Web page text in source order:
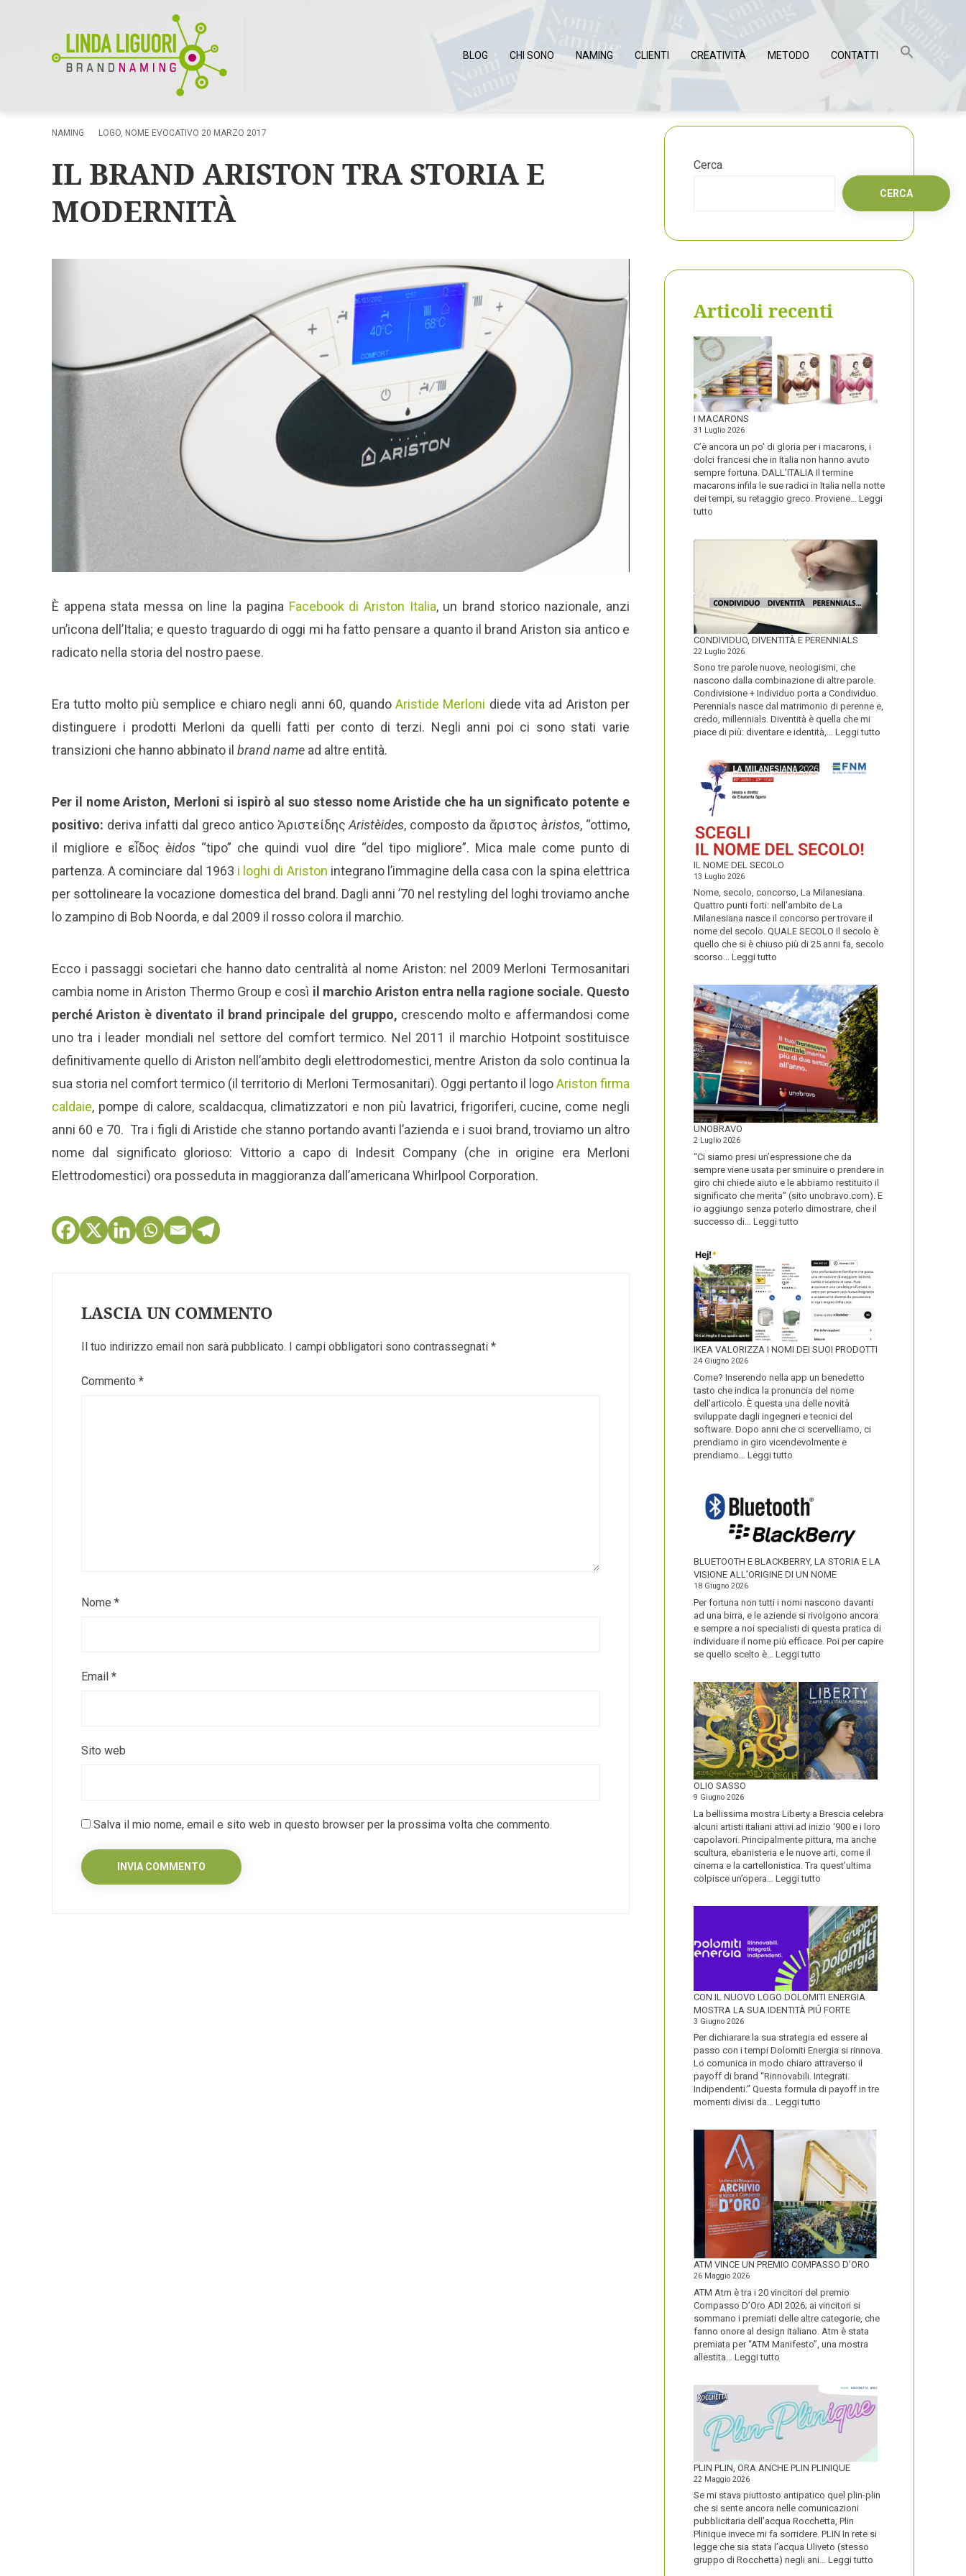
BLOG CHI SONO NAMING CLIENTI CREATIVITÀ METODO CONTATTI
NAMING LOGO, NOME EVOCATIVO 20 MARZO 2017
IL BRAND ARISTON TRA STORIA E
MODERNITÀ
È appena stata messa on line la pagina Facebook di Ariston Italia, un brand storico nazionale, anzi
un’icona dell’Italia; e questo traguardo di oggi mi ha fatto pensare a quanto il brand Ariston sia antico e
radicato nella storia del nostro paese.
Era tutto molto più semplice e chiaro negli anni 60, quando Aristide Merloni diede vita ad Ariston per
distinguere i prodotti Merloni da quelli fatti per conto di terzi. Negli anni poi ci sono stati varie
transizioni che hanno abbinato il brand name ad altre entità.
Per il nome Ariston, Merloni si ispirò al suo stesso nome Aristide che ha un significato potente e
positivo: deriva infatti dal greco antico ἈριστείδηςAristèides, composto da ἄριστοςàristos, “ottimo,
il migliore e εἶδος èidos “tipo” che quindi vuol dire “del tipo migliore”. Mica male come punto di
partenza.A cominciare dal 1963 i loghi di Ariston integrano l’immagine della casa con la spina elettrica
per sottolineare la vocazione domestica del brand. Dagli anni ’70 nel restyling del loghi troviamo anche
lo zampino di Bob Noorda, e dal 2009 il rosso colora il marchio.
Ecco i passaggi societari che hanno dato centralità al nome Ariston: nel 2009 Merloni Termosanitari
cambia nome in Ariston Thermo Group e così il marchio Ariston entra nella ragione sociale. Questo
perché Ariston è diventato il brand principale del gruppo, crescendo molto e affermandosi come
uno tra i leader mondiali nel settore del comfort termico. Nel 2011 il marchio Hotpoint sostituisce
definitivamente quello di Ariston nell’ambito degli elettrodomestici, mentre Ariston da solo continua la
sua storia nel comfort termico (il territorio di Merloni Termosanitari). Oggi pertanto il logoAriston firma
caldaie, pompe di calore, scaldacqua, climatizzatori e non più lavatrici, frigoriferi, cucine, come negli
anni 60 e 70. Tra i figli di Aristide che stanno portando avanti l’azienda e i suoi brand, troviamo un altro
nome dal significato glorioso: Vittorio a capo di Indesit Company (che in origine era Merloni
Elettrodomestici) ora posseduta in maggioranza dall’americana Whirlpool Corporation.
LASCIA UN COMMENTO
Il tuo indirizzo email non sarà pubblicato. I campi obbligatori sono contrassegnati *
Commento *
Nome *
Email *
Sito web
Salva il mio nome, email e sito web in questo browser per la prossima volta che commento.
Cerca
CERCA
Articoli recenti
I MACARONS
31 Luglio 2026
C’è ancora un po’ di gloria per i macarons, i
dolci francesi che in Italia non hanno avuto
sempre fortuna. DALL’ITALIA Il termine
macarons infila le sue radici in Italia nella notte
dei tempi, su retaggio greco. Proviene… Leggi
tutto
CONDIVIDUO, DIVENTITÀ E PERENNIALS
22 Luglio 2026
Sono tre parole nuove, neologismi, che
nascono dalla combinazione di altre parole.
Condivisione + Individuo porta a Condividuo.
Perennials nasce dal matrimonio di perenne e,
credo, millennials. Diventità è quella che mi
piace di più: diventare e identità,… Leggi tutto
IL NOME DEL SECOLO
13 Luglio 2026
Nome, secolo, concorso, La Milanesiana.
Quattro punti forti: nell’ambito de La
Milanesiana nasce il concorso per trovare il
nome del secolo. QUALE SECOLO Il secolo è
quello che si è chiuso più di 25 anni fa, secolo
scorso… Leggi tutto
NOME
DEL
SECOLO
UNOBRAVO
2 Luglio 2026
“Ci siamo presi un’espressione che da
sempre viene usata per sminuire o prendere in
giro chi chiede aiuto e le abbiamo restituito il
significato che merita” (sito unobravo.com). E
io aggiungo senza poterlo dimostrare, che il
successo di… Leggi tutto
IKEA VALORIZZA I NOMI DEI SUOI PRODOTTI
24 Giugno 2026
Come? Inserendo nella app un benedetto
tasto che indica la pronuncia del nome
dell’articolo. È questa una delle novità
sviluppate dagli ingegneri e tecnici del
software. Dopo anni che ci scervelliamo, ci
prendiamo in giro vicendevolmente e
prendiamo… Leggi tutto
NOMI
DEI
SUOI
PRODOTTI
BLUETOOTH E BLACKBERRY, LA STORIA E LA
VISIONE ALL’ORIGINE DI UN NOME
18 Giugno 2026
Per fortuna non tutti i nomi nascono davanti
ad una birra, e le aziende si rivolgono ancora
e sempre a noi specialisti di questa pratica di
individuare il nome più efficace. Poi per capire
se quello scelto è… Leggi tutto
BLACKBERRY,
LA
STORIA
E
LA
VISIONE
ALL’ORIGINE
DI
NOME
OLIO SASSO
9 Giugno 2026
La bellissima mostra Liberty a Brescia celebra
alcuni artisti italiani attivi ad inizio ‘900 e i loro
capolavori. Principalmente pittura, ma anche
scultura, ebanisteria e le nuove arti, come il
cinema e la cartellonistica. Tra quest’ultima
colpisce un’opera… Leggi tutto
CON IL NUOVO LOGO DOLOMITI ENERGIA
MOSTRA LA SUA IDENTITÀ PIÚ FORTE
3 Giugno 2026
Per dichiarare la sua strategia ed essere al
passo con i tempi Dolomiti Energia si rinnova.
Lo comunica in modo chiaro attraverso il
payoff di brand “Rinnovabili. Integrati.
Indipendenti.” Questa formula di payoff in tre
momenti divisi da… Leggi tutto
LOGO
DOLOMITI
ENERGIA
MOSTRA
LA
SUA
IDENTITÀ
PIÚ
FORTE
ATM VINCE UN PREMIO COMPASSO D’ORO
26 Maggio 2026
ATM Atm è tra i 20 vincitori del premio
Compasso D’Oro ADI 2026; ai vincitori si
sommano i premiati delle altre categorie, che
fanno onore al design italiano. Atm è stata
premiata per “ATM Manifesto”, una mostra
allestita… Leggi tutto
PREMIO
COMPASSO
D’ORO
PLIN PLIN, ORA ANCHE PLIN PLINIQUE
22 Maggio 2026
Se mi stava piuttosto antipatico quel plin-plin
che si sente ancora nelle comunicazioni
pubblicitaria dell’acqua Rocchetta, Plin
Plinique invece mi fa sorridere. PLIN In rete si
legge che sia stata l’acqua Uliveto (stesso
gruppo di Rocchetta) negli ani… Leggi tutto